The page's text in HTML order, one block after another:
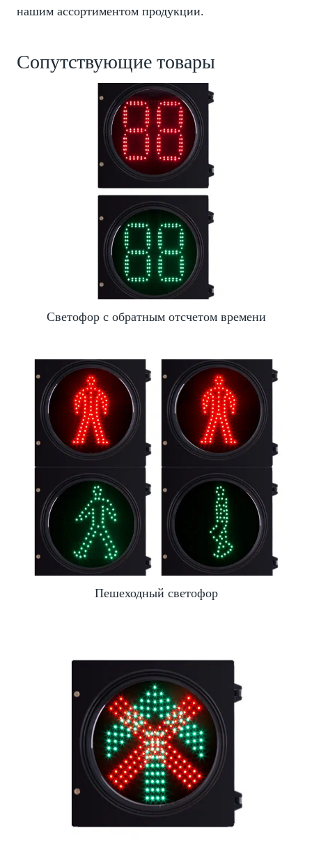
нашим ассортиментом продукции.
Сопутствующие товары
Светофор с обратным отсчетом времени
Пешеходный светофор